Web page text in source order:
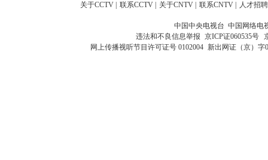
关于CCTV 联系CCTV 关于CNTV 联系CNTV 人才招聘
中国中央电视台 中国网络电
违法和不良信息举报 京ICP证060535号
网上传播视听节目许可证号 0102004 新出网证（京）